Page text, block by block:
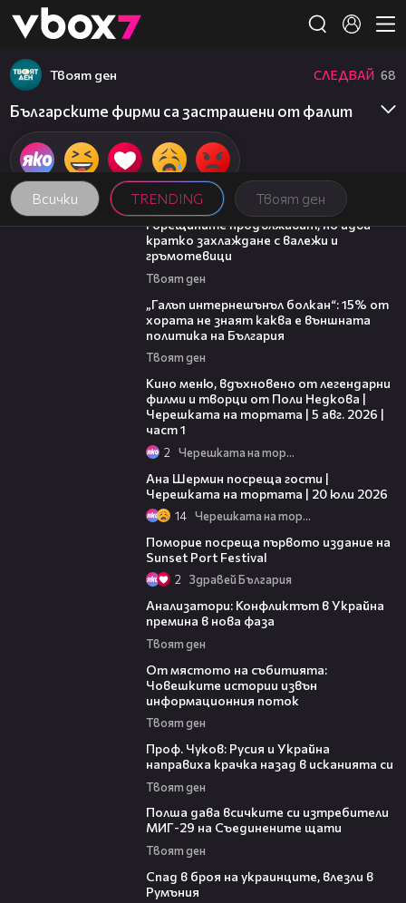
👾
Всички TRENDING Твоят ден
Твоят ден СЛЕДВАЙ 68
Българските фирми са застрашени от фалит
02:31
Горещините продължават, но идва
кратко захлаждане с валежи и
гръмотевици
Твоят ден
„Галъп интернешънъл болкан“: 15% от
хората не знаят каква е външната
политика на България
Твоят ден
Кино меню, вдъхновено от легендарни
филми и творци от Поли Недкова |
Черешката на тортата | 5 авг. 2026 |
част 1
2 Черешката на тортата
Ана Шермин посреща гости |
Черешката на тортата | 20 юли 2026
14 Черешката на тортата
Поморие посреща първото издание на
Sunset Port Festival
2 Здравей България
Анализатори: Конфликтът в Украйна
премина в нова фаза
Твоят ден
От мястото на събитията:
Човешките истории извън
информационния поток
Твоят ден
Проф. Чуков: Русия и Украйна
направиха крачка назад в исканията си
Твоят ден
Полша дава всичките си изтребители
МИГ-29 на Съединените щати
Твоят ден
Спад в броя на украинците, влезли в
Румъния